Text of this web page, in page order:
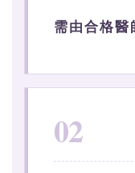
需由合格醫
02